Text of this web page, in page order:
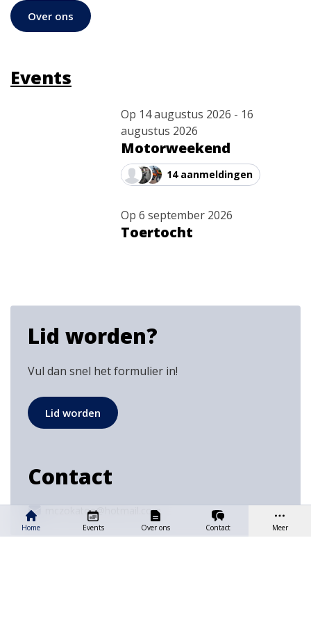
Over ons
Events
Op 14 augustus 2026 - 16
augustus 2026
Motorweekend
14 aanmeldingen
09
Op6 september 2026
Toertocht
Lid worden?
Vul dan snel het formulier in!
Lid worden
Contact
mczokatoe@hotmail.com
Home Events Over ons Contact Meer